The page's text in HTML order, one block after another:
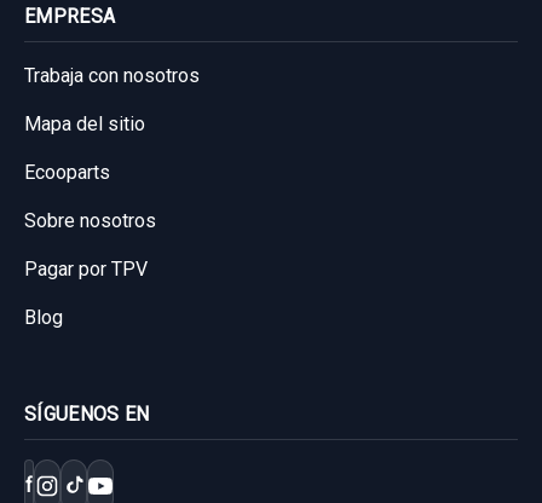
EMPRESA
Trabaja con nosotros
Mapa del sitio
Ecooparts
Sobre nosotros
Pagar por TPV
Blog
SÍGUENOS EN
f